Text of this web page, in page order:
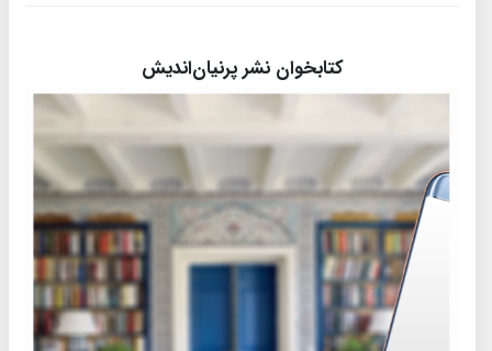
کتابخوان نشر پرنیان‌اندیش